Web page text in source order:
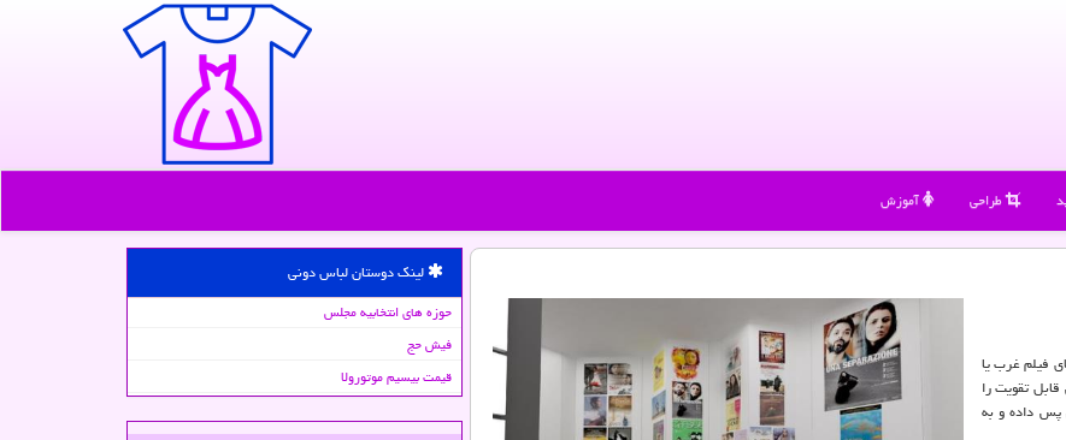
طراحی آموزش
فیلم غرب یا
تقویت را
پس داده و به
لینک دوستان لباس دونی
حوزه های انتخابیه مجلس
فیش حج
قیمت بیسیم موتورولا